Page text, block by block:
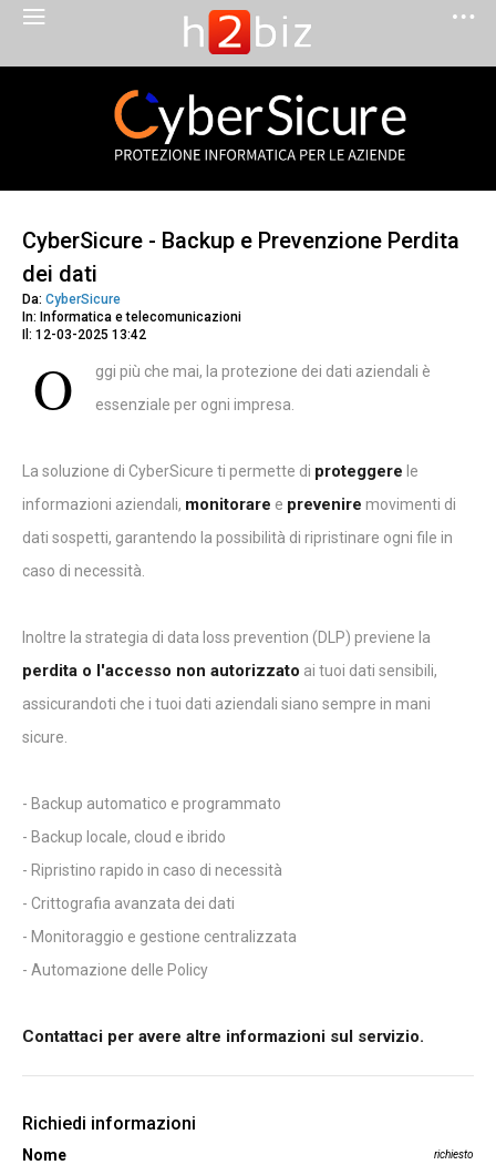
CyberSicure - Backup e Prevenzione Perdita
dei dati
Da: CyberSicure
In: Informatica e telecomunicazioni
Il: 12-03-2025 13:42
O
ggi più che mai, la protezione dei dati aziendali è
essenziale per ogni impresa.
La soluzione di CyberSicure ti permette di proteggere le
informazioni aziendali, monitorare e prevenire movimenti di
dati sospetti, garantendo la possibilità di ripristinare ogni file in
caso di necessità.
Inoltre la strategia di data loss prevention (DLP) previene la
perdita o l'accesso non autorizzato ai tuoi dati sensibili,
assicurandoti che i tuoi dati aziendali siano sempre in mani
sicure.
- Backup automatico e programmato
- Backup locale, cloud e ibrido
- Ripristino rapido in caso di necessità
- Crittografia avanzata dei dati
- Monitoraggio e gestione centralizzata
- Automazione delle Policy
Contattaci per avere altre informazioni sul servizio.
Richiedi informazioni
Nome richiesto